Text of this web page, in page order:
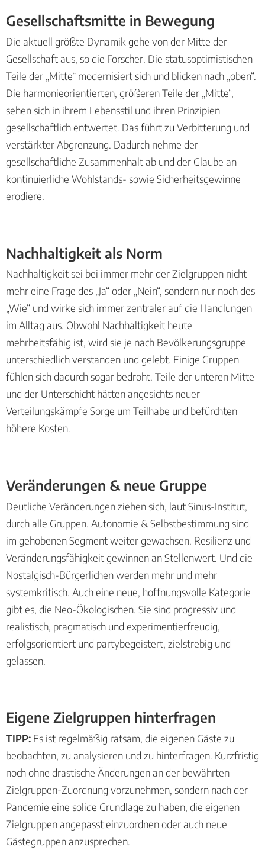
Gesellschaftsmitte in Bewegung
Die aktuell größte Dynamik gehe von der Mitte der
Gesellschaft aus, so die Forscher. Die statusoptimistischen
Teile der „Mitte“ modernisiert sich und blicken nach „oben“.
Die harmonieorientierten, größeren Teile der „Mitte“,
sehen sich in ihrem Lebensstil und ihren Prinzipien
gesellschaftlich entwertet. Das führt zu Verbitterung und
verstärkter Abgrenzung. Dadurch nehme der
gesellschaftliche Zusammenhalt ab und der Glaube an
kontinuierliche Wohlstands- sowie Sicherheitsgewinne
erodiere.
Nachhaltigkeit als Norm
Nachhaltigkeit sei bei immer mehr der Zielgruppen nicht
mehr eine Frage des „Ja“ oder „Nein“, sondern nur noch des
„Wie“ und wirke sich immer zentraler auf die Handlungen
im Alltag aus. Obwohl Nachhaltigkeit heute
mehrheitsfähig ist, wird sie je nach Bevölkerungsgruppe
unterschiedlich verstanden und gelebt. Einige Gruppen
fühlen sich dadurch sogar bedroht. Teile der unteren Mitte
und der Unterschicht hätten angesichts neuer
Verteilungskämpfe Sorge um Teilhabe und befürchten
höhere Kosten.
Veränderungen & neue Gruppe
Deutliche Veränderungen ziehen sich, laut Sinus-Institut,
durch alle Gruppen. Autonomie & Selbstbestimmung sind
im gehobenen Segment weiter gewachsen. Resilienz und
Veränderungsfähigkeit gewinnen an Stellenwert. Und die
Nostalgisch-Bürgerlichen werden mehr und mehr
systemkritisch. Auch eine neue, hoffnungsvolle Kategorie
gibt es, die Neo-Ökologischen. Sie sind progressiv und
realistisch, pragmatisch und experimentierfreudig,
erfolgsorientiert und partybegeistert, zielstrebig und
gelassen.
Eigene Zielgruppen hinterfragen
TIPP: Es ist regelmäßig ratsam, die eigenen Gäste zu
beobachten, zu analysieren und zu hinterfragen. Kurzfristig
noch ohne drastische Änderungen an der bewährten
Zielgruppen-Zuordnung vorzunehmen, sondern nach der
Pandemie eine solide Grundlage zu haben, die eigenen
Zielgruppen angepasst einzuordnen oder auch neue
Gästegruppen anzusprechen.